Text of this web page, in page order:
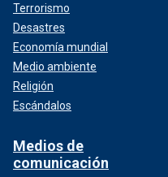
Terrorismo
Desastres
Economía mundial
Medio ambiente
Religión
Escándalos
Medios de
comunicación